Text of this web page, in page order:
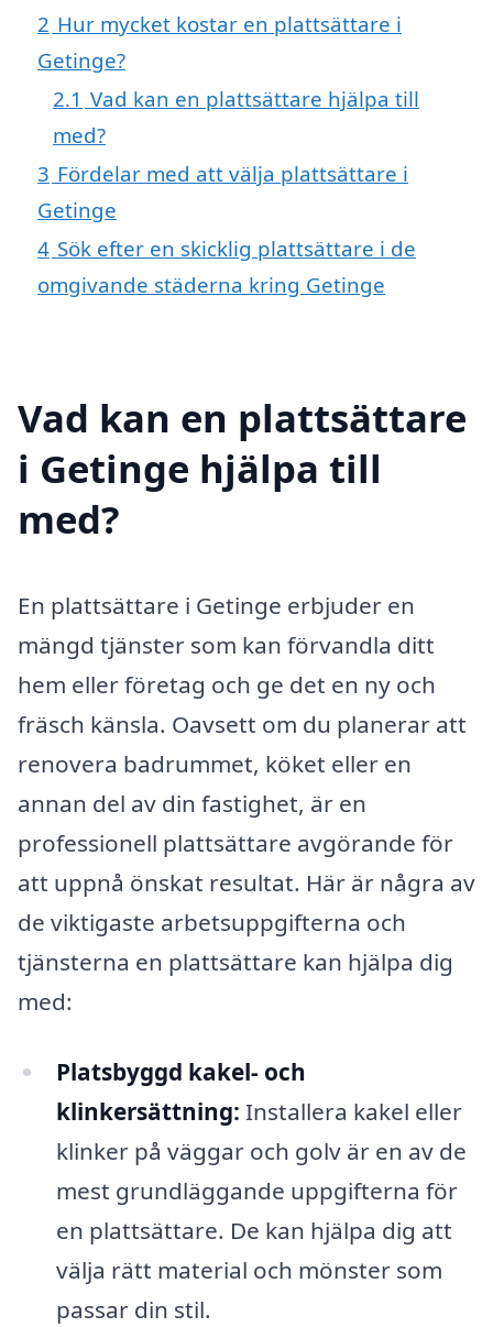
2 Hur mycket kostar en plattsättare i
Getinge?
2.1 Vad kan en plattsättare hjälpa till
med?
3 Fördelar med att välja plattsättare i
Getinge
4 Sök efter en skicklig plattsättare i de
omgivande städerna kring Getinge
Vad kan en plattsättare
i Getinge hjälpa till
med?
En plattsättare i Getinge erbjuder en
mängd tjänster som kan förvandla ditt
hem eller företag och ge det en ny och
fräsch känsla. Oavsett om du planerar att
renovera badrummet, köket eller en
annan del av din fastighet, är en
professionell plattsättare avgörande för
att uppnå önskat resultat. Här är några av
de viktigaste arbetsuppgifterna och
tjänsterna en plattsättare kan hjälpa dig
med:
Platsbyggd kakel- och
klinkersättning: Installera kakel eller
klinker på väggar och golv är en av de
mest grundläggande uppgifterna för
en plattsättare. De kan hjälpa dig att
välja rätt material och mönster som
passar din stil.